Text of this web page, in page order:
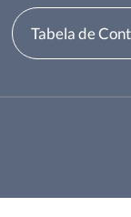
Tabela de